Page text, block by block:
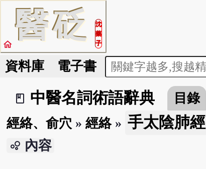
醫砭
沈
藥
子
home
資料庫 電子書
book_2
中醫名詞術語辭典 目錄
經絡、俞穴 » 經絡» 手太陰肺經
bubble_chart 內容